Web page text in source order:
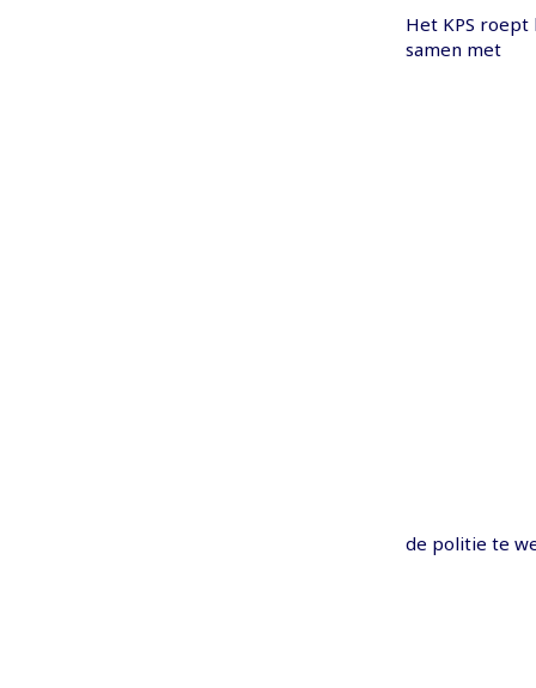
Het KPS
samen met
de politie te